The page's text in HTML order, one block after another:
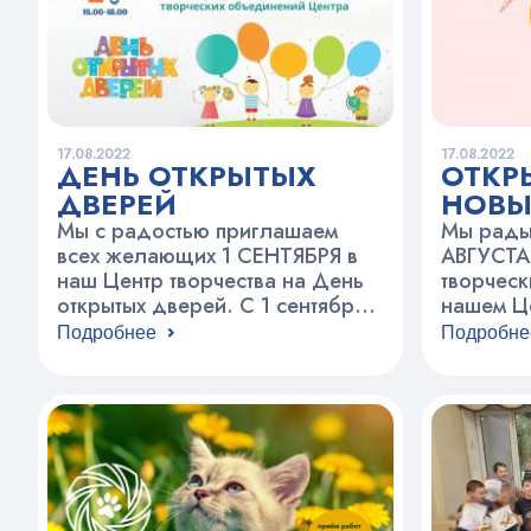
голубя своими руками и
помогали…
17.08.2022
ДЕНЬ ОТКРЫТЫХ
ДВЕРЕЙ
Мы с радостью приглашаем
всех желающих 1 СЕНТЯБРЯ в
наш Центр творчества на День
открытых дверей. С 1 сентября в
Центре стартуют занятия для
направлениям: хореография,
театр, наука и техника, спорт,
туризм, декоративное
творчество, музыка, вокал,
изобразительное искусство,
Подробнее
17.08.2022
Мы рады
АВГУСТА
нашем
наука и
спорт,